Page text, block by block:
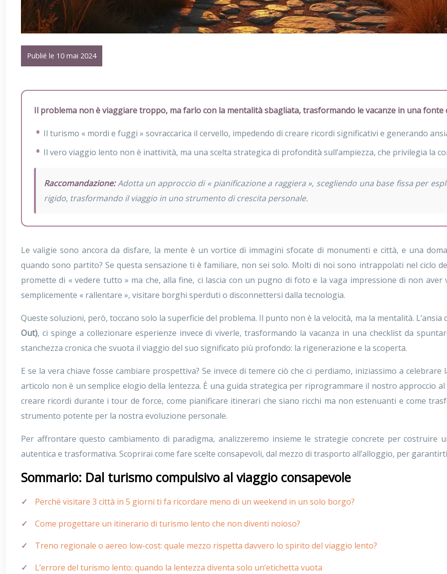
Publié le 10 mai 2024
Il problema non è viaggiare troppo, ma farlo con la mentalità sbagliata, trasformando le vacanze in una fonte
Il turismo « mordi e fuggi » sovraccarica il cervello, impedendo di creare ricordi significativi e generando
Il vero viaggio lento non è inattività, ma una scelta strategica di profondità sull’ampiezza, che privilegia la
Raccomandazione:Adotta un approccio di « pianificazione a raggiera », scegliendo una base fissa per
rigido, trasformando il viaggio in uno strumento di crescita personale.
Le valigie sono ancora da disfare, la mente è un vortice di immagini sfocate di monumenti e città, e una
quando sono partito? Se questa sensazione ti è familiare, non sei solo. Molti di noi sono intrappolati nel ciclo
promette di « vedere tutto » ma che, alla fine, ci lascia con un pugno di foto e la vaga impressione di non aver
semplicemente « rallentare », visitare borghi sperduti o disconnettersi dalla tecnologia.
Queste soluzioni, però, toccano solo la superficie del problema. Il punto non è la velocità, ma la mentalità.
Out), ci spinge a collezionare esperienze invece di viverle, trasformando la vacanza in una checklist da
stanchezza cronica che svuota il viaggio del suo significato più profondo: la rigenerazione e la scoperta.
E se la vera chiave fosse cambiare prospettiva? Se invece di temere ciò che ci perdiamo, iniziassimo a
articolo non è un semplice elogio della lentezza. È una guida strategica per riprogrammare il nostro approccio
creare ricordi durante i tour de force, come pianificare itinerari che siano ricchi ma non estenuanti e come
strumento potente per la nostra evoluzione personale.
Per affrontare questo cambiamento di paradigma, analizzeremo insieme le strategie concrete per costruire
autentica e trasformativa. Scoprirai come fare scelte consapevoli, dal mezzo di trasporto all’alloggio, per
Sommario: Dal turismo compulsivo al viaggio consapevole
Perché visitare 3 città in 5 giorni ti fa ricordare meno di un weekend in un solo borgo?
Come progettare un itinerario di turismo lento che non diventi noioso?
Treno regionale o aereo low-cost: quale mezzo rispetta davvero lo spirito del viaggio lento?
L’errore del turismo lento: quando la lentezza diventa solo un’etichetta vuota